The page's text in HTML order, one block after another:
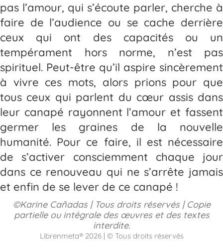
pas l’amour, qui s’écoute parler, cherche à
faire de l’audience ou se cache derrière
ceux qui ont des capacités ou un
tempérament hors norme, n’est pas
spirituel. Peut-être qu’il aspire sincèrement
à vivre ces mots, alors prions pour que
tous ceux qui parlent du cœur assis dans
leur canapé rayonnent l’amour et fassent
germer les graines de la nouvelle
humanité. Pour ce faire, il est nécessaire
de s’activer consciemment chaque jour
dans ce renouveau qui ne s’arrête jamais
et enfin de se lever de ce canapé !
©Karine Cañadas | Tous droits réservés | Copie
partielle ou intégrale des œuvres et des textes
interdite.
Librenmeta® 2026 | © Tous droits réservés